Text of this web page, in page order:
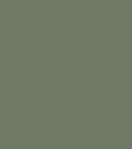
hofbauernhof/
www.facebook.com/